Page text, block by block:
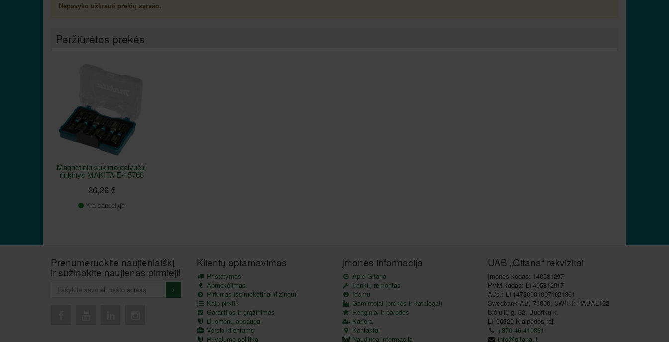
Nepavyko užkrauti prekių sąrašo.
Peržiūrėtos prekės
Magnetinių sukimo galvučių
rinkinys MAKITA E-15768
26,26 €
Yra sandėlyje
Prenumeruokite naujienlaiškį
ir sužinokite naujienas pirmieji!
Klientų aptarnavimas
Pristatymas
Apmokėjimas
Pirkimas išsimokėtinai (lizingu)
Kaip pirkti?
Garantijos ir grąžinimas
Duomenų apsauga
Verslo klientams
Privatumo politika
Įmonės informacija
Apie Gitana
Įrankių remontas
Įdomu
Gamintojai (prekės ir katalogai)
Renginiai ir parodos
Karjera
Kontaktai
Naudinga informacija
UAB „Gitana“ rekvizitai
Įmonės kodas: 140581297
PVM kodas: LT405812917
A./s.: LT147300010071021361
Swedbank AB, 73000, SWIFT: HABALT22
Bičiulių g. 32, Budrikų k.
LT-96320 Klaipėdos raj.
+370 46 410881
info@gitana.lt